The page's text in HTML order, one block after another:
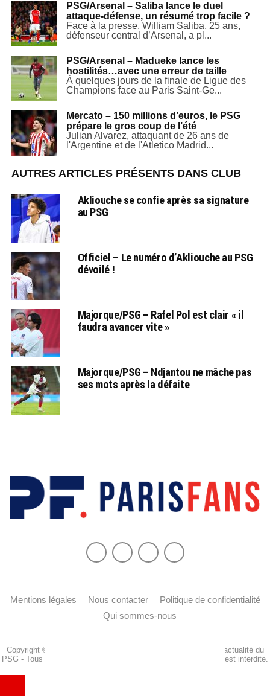
PSG/Arsenal – Saliba lance le duel
attaque-défense, un résumé trop facile ?
Face à la presse, William Saliba, 25 ans,
défenseur central d’Arsenal, a pl...
PSG/Arsenal – Madueke lance les
hostilités…avec une erreur de taille
À quelques jours de la finale de Ligue des
Champions face au Paris Saint-Ge...
Mercato – 150 millions d’euros, le PSG
prépare le gros coup de l’été
Julian Alvarez, attaquant de 26 ans de
l'Argentine et de l'Atletico Madrid...
AUTRES ARTICLES PRÉSENTS DANS CLUB
Akliouche se confie après sa signature
au PSG
Officiel – Le numéro d’Akliouche au PSG
dévoilé !
Majorque/PSG – Rafel Pol est clair « il
faudra avancer vite »
Majorque/PSG – Ndjantou ne mâche pas
ses mots après la défaite
Mentions légales Nous contacter
Politique de confidentialité
Qui sommes-nous
Copyright © 2015-2024 Parisfans.fr, 1er site amateur dédié à l'actualité du
PSG - Tous les droits sont réservés. La reproduction de ce site est interdite.